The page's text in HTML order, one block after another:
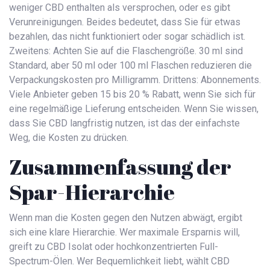
weniger CBD enthalten als versprochen, oder es gibt
Verunreinigungen. Beides bedeutet, dass Sie für etwas
bezahlen, das nicht funktioniert oder sogar schädlich ist.
Zweitens: Achten Sie auf die Flaschengröße. 30 ml sind
Standard, aber 50 ml oder 100 ml Flaschen reduzieren die
Verpackungskosten pro Milligramm. Drittens: Abonnements.
Viele Anbieter geben 15 bis 20 % Rabatt, wenn Sie sich für
eine regelmäßige Lieferung entscheiden. Wenn Sie wissen,
dass Sie CBD langfristig nutzen, ist das der einfachste
Weg, die Kosten zu drücken.
Zusammenfassung der
Spar-Hierarchie
Wenn man die Kosten gegen den Nutzen abwägt, ergibt
sich eine klare Hierarchie. Wer maximale Ersparnis will,
greift zu CBD Isolat oder hochkonzentrierten Full-
Spectrum-Ölen. Wer Bequemlichkeit liebt, wählt CBD